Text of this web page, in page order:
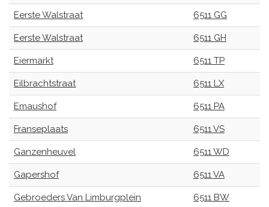
Eerste Walstraat 6511 GG
Eerste Walstraat 6511 GH
Eiermarkt 6511 TP
Eilbrachtstraat 6511 LX
Emaushof 6511 PA
Franseplaats 6511 VS
Ganzenheuvel 6511 WD
Gapershof 6511 VA
Gebroeders Van Limburgplein 6511 BW